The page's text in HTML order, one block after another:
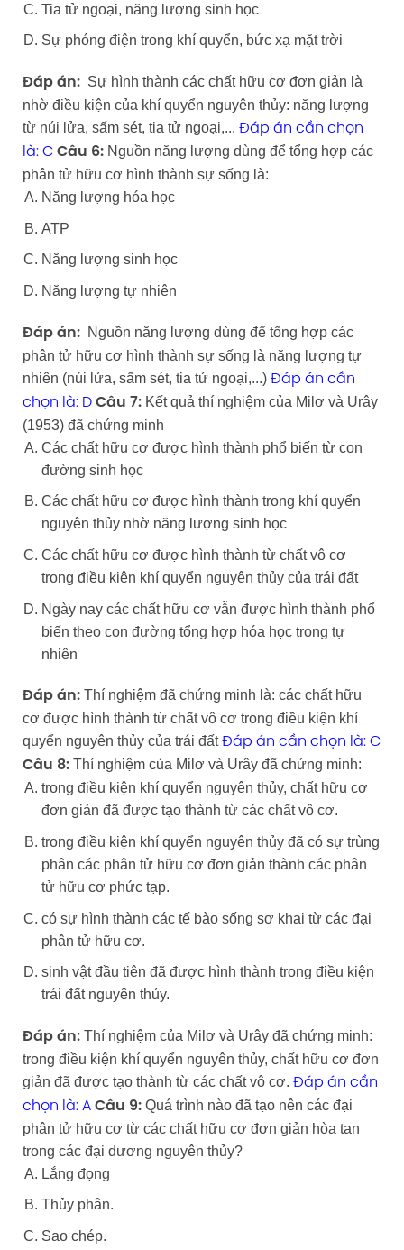
Tia tử ngoại, năng lượng sinh học
Sự phóng điện trong khí quyển, bức xạ mặt trời
Đáp án: Sự hình thành các chất hữu cơ đơn giản là
nhờ điều kiện của khí quyển nguyên thủy: năng lượng
từ núi lửa, sấm sét, tia tử ngoại,... Đáp án cần chọn
là: C Câu 6:Nguồn năng lượng dùng để tổng hợp các
phân tử hữu cơ hình thành sự sống là:
Năng lượng hóa học
ATP
Năng lượng sinh học
Năng lượng tự nhiên
Đáp án: Nguồn năng lượng dùng để tổng hợp các
phân tử hữu cơ hình thành sự sống là năng lượng tự
nhiên (núi lửa, sấm sét, tia tử ngoại,...) Đáp án cần
chọn là: D Câu 7:Kết quả thí nghiệm của Milơ và Urây
(1953) đã chứng minh
Các chất hữu cơ được hình thành phổ biến từ con
đường sinh học
Các chất hữu cơ được hình thành trong khí quyển
nguyên thủy nhờ năng lượng sinh học
Các chất hữu cơ được hình thành từ chất vô cơ
trong điều kiện khí quyển nguyên thủy của trái đất
Ngày nay các chất hữu cơ vẫn được hình thành phổ
biến theo con đường tổng hợp hóa học trong tự
nhiên
Đáp án:Thí nghiệm đã chứng minh là: các chất hữu
cơ được hình thành từ chất vô cơ trong điều kiện khí
quyển nguyên thủy của trái đấtĐáp án cần chọn là: C
Câu 8:Thí nghiệm của Milơ và Urây đã chứng minh:
trong điều kiện khí quyển nguyên thủy, chất hữu cơ
đơn giản đã được tạo thành từ các chất vô cơ.
trong điều kiện khí quyển nguyên thủy đã có sự trùng
phân các phân tử hữu cơ đơn giản thành các phân
tử hữu cơ phức tạp.
có sự hình thành các tế bào sống sơ khai từ các đại
phân tử hữu cơ.
sinh vật đầu tiên đã được hình thành trong điều kiện
trái đất nguyên thủy.
Đáp án:Thí nghiệm của Milơ và Urây đã chứng minh:
trong điều kiện khí quyển nguyên thủy, chất hữu cơ đơn
giản đã được tạo thành từ các chất vô cơ. Đáp án cần
chọn là: A Câu 9:Quá trình nào đã tạo nên các đại
phân tử hữu cơ từ các chất hữu cơ đơn giản hòa tan
trong các đại dương nguyên thủy?
Lắng đọng
Thủy phân.
Sao chép.